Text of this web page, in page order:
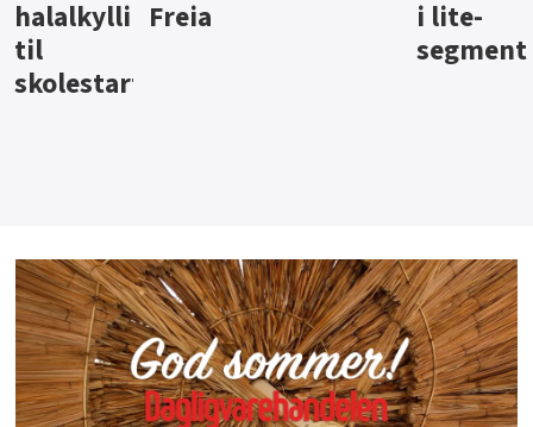
i lite-